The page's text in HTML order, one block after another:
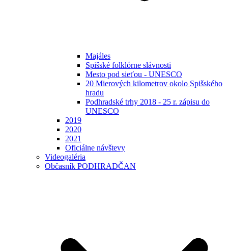
Majáles
Spišské folklórne slávnosti
Mesto pod sieťou - UNESCO
20 Mierových kilometrov okolo Spišského
hradu
Podhradské trhy 2018 - 25 r. zápisu do
UNESCO
2019
2020
2021
Oficiálne návštevy
Videogaléria
Občasník PODHRADČAN